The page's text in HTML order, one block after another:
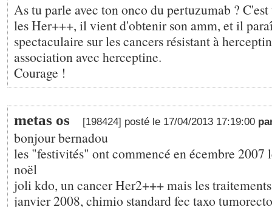
As tu parle avec ton onco du pertuzumab ?
les Her+++, il vient d'obtenir son amm, et il
spectaculaire sur les cancers résistant à
association avec herceptine.
Courage !
metas os [198424] posté le 17/04/2013 17:19:00
bonjour bernadou
les "festivités" ont commencé en écembre 2007
noël
joli kdo, un cancer Her2+++ mais les
janvier 2008, chimio standard fec taxo